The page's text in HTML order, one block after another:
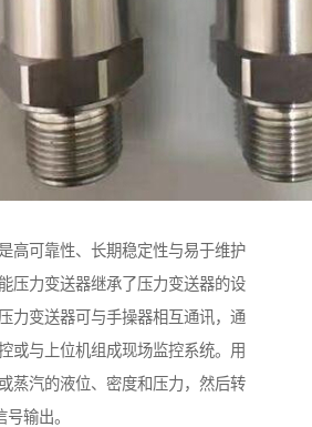
高可靠性、长期稳定性与易于维护
压力变送器继承了压力变送器的设
力变送器可与手操器相互通讯，通
或与上位机组成现场监控系统。用
蒸汽的液位、密度和压力，然后转
输出。